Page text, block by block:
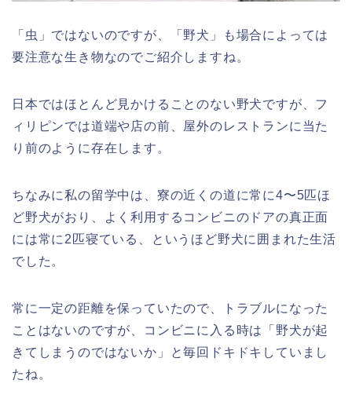
「虫」ではないのですが、「野犬」も場合によっては
要注意な生き物なのでご紹介しますね。
日本ではほとんど見かけることのない野犬ですが、フ
ィリピンでは道端や店の前、屋外のレストランに当た
り前のように存在します。
ちなみに私の留学中は、寮の近くの道に常に4〜5匹ほ
ど野犬がおり、よく利用するコンビニのドアの真正面
には常に2匹寝ている、というほど野犬に囲まれた生活
でした。
常に一定の距離を保っていたので、トラブルになった
ことはないのですが、コンビニに入る時は「野犬が起
きてしまうのではないか」と毎回ドキドキしていまし
たね。